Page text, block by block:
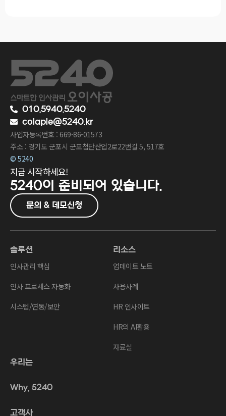
010.5940.5240
colaple@5240.kr
사업자등록번호 : 669-86-01573
주소 : 경기도 군포시 군포첨단산업2로22번길 5, 517호
© 5240
지금 시작하세요!
5240이 준비되어 있습니다.
문의 & 데모신청
솔루션
인사관리 핵심
인사 프로세스 자동화
시스템/연동/보안
리소스
업데이트 노트
사용사례
HR 인사이트
HR의 AI활용
자료실
우리는
Why, 5240
고객사